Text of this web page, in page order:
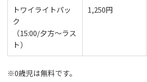
トワイライトパッ
ク
（15:00/夕方～ラス
ト）
1,250円
※0歳児は無料です。